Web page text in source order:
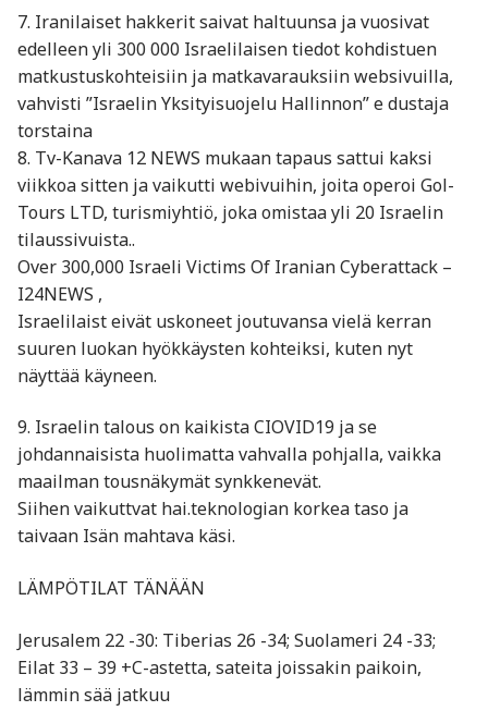
7. Iranilaiset hakkerit saivat haltuunsa ja vuosivat
edelleen yli 300 000 Israelilaisen tiedot kohdistuen
matkustuskohteisiin ja matkavarauksiin websivuilla,
vahvisti ”Israelin Yksityisuojelu Hallinnon” e dustaja
torstaina
8. Tv-Kanava 12 NEWS mukaan tapaus sattui kaksi
viikkoa sitten ja vaikutti webivuihin, joita operoi Gol-
Tours LTD, turismiyhtiö, joka omistaa yli 20 Israelin
tilaussivuista..
Over 300,000 Israeli Victims Of Iranian Cyberattack –
I24NEWS ,
Israelilaist eivät uskoneet joutuvansa vielä kerran
suuren luokan hyökkäysten kohteiksi, kuten nyt
näyttää käyneen.
9. Israelin talous on kaikista CIOVID19 ja se
johdannaisista huolimatta vahvalla pohjalla, vaikka
maailman tousnäkymät synkkenevät.
Siihen vaikuttvat hai.teknologian korkea taso ja
taivaan Isän mahtava käsi.
LÄMPÖTILAT TÄNÄÄN
Jerusalem 22 -30: Tiberias 26 -34; Suolameri 24 -33;
Eilat 33 – 39 +C-astetta, sateita joissakin paikoin,
lämmin sää jatkuu